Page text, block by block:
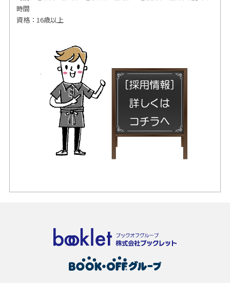
時間
資格：16歳以上